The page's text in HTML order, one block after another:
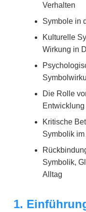
Verhalten
Symbole in
Kulturelle
Wirkung in
Die Rolle
Kritische
Symbolik im
Symbolik,
Alltag
1.